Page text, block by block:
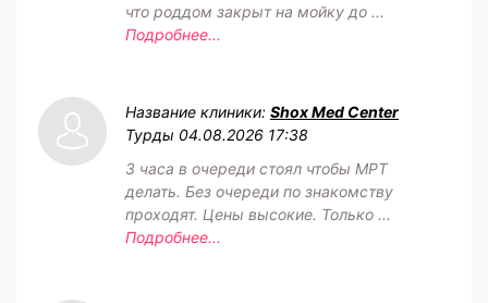
что роддом закрыт на мойку до ...
Подробнее...
Название клиники: Shox Med Center
Турды 04.08.2026 17:38
3 часа в очереди стоял чтобы МРТ
делать. Без очереди по знакомству
проходят. Цены высокие. Только ...
Подробнее...